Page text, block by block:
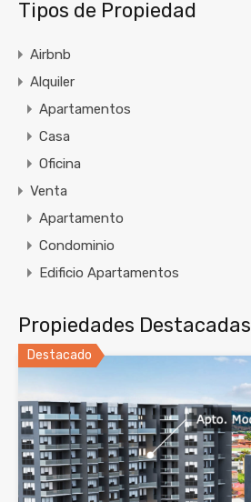
Tipos de Propiedad
Airbnb
Alquiler
Apartamentos
Casa
Oficina
Venta
Apartamento
Condominio
Edificio Apartamentos
Propiedades Destacadas
Destacado